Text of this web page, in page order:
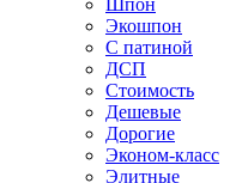
Шпон
Экошпон
С патиной
ДСП
Стоимость
Дешевые
Дорогие
Эконом-класс
Элитные